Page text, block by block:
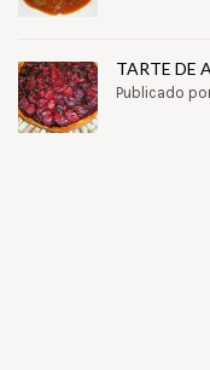
TARTE DE
Publicado